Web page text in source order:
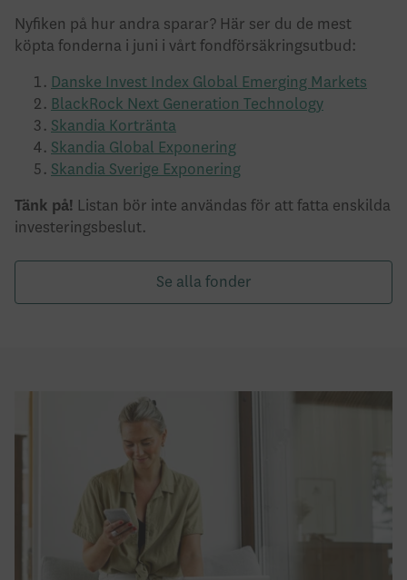
Nyfiken på hur andra sparar? Här ser du de mest
köpta fonderna i juni i vårt fondförsäkringsutbud:
Danske Invest Index Global Emerging Markets
BlackRock Next Generation Technology
Skandia Kortränta
Skandia Global Exponering
Skandia Sverige Exponering
Tänk på! Listan bör inte användas för att fatta enskilda
investeringsbeslut.
Se alla fonder